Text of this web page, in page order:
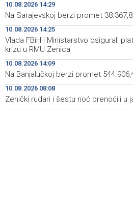
14:29 Na Sarajevskoj berzi promet
14:25
Vlada FBiH i Ministarstvo
rješavaju krizu u RMU Zenica
14:20
Na Bjelašnici danas 18, u
Bosni i Hercegovini sunčano i vruće
14:09 Na Banjalučkoj berzi promet
10.08.2026 14:29
Na Sarajevskoj berzi promet
10.08.2026 14:25
Vlada FBiH i Ministarstvo osigurali
krizu u RMU Zenica
10.08.2026 14:09
Na Banjalučkoj berzi promet
10.08.2026 08:08
Zenički rudari i šestu noć prenoćili u